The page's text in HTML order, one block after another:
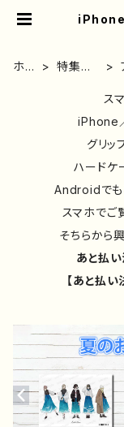
iPhone
気/
ホー
特集ペ
ス
iPhone
グリッ
ハードケ
Androidでも
スマホでご
そちらから
あと払
【あと払い